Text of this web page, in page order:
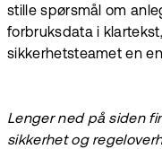
stille spørsmål om
forbruksdata i
sikkerhetsteamet en
Lenger ned på siden
sikkerhet og